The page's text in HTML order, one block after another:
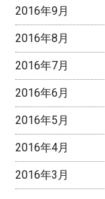
2016年9月
2016年8月
2016年7月
2016年6月
2016年5月
2016年4月
2016年3月